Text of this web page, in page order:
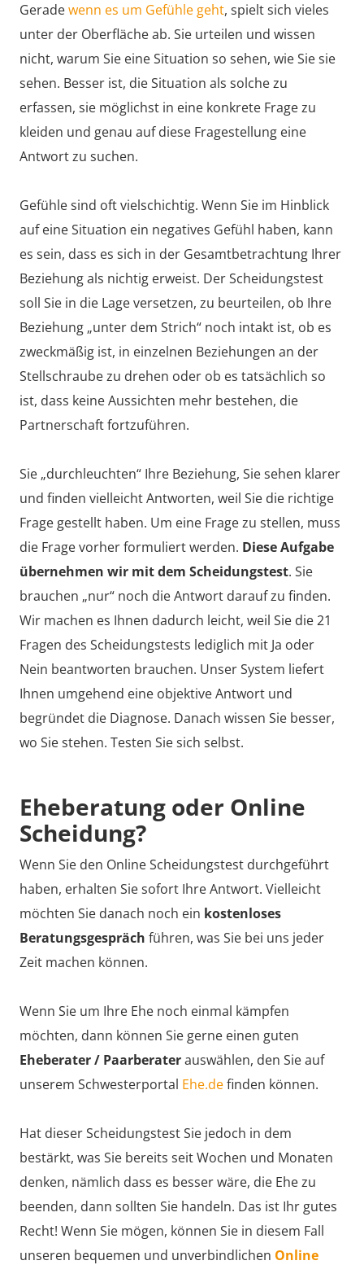
Geradewenn es um Gefühle geht, spielt sich vieles
unter der Oberfläche ab. Sie urteilen und wissen
nicht, warum Sie eine Situation so sehen, wie Sie sie
sehen. Besser ist, die Situation als solche zu
erfassen, sie möglichst in eine konkrete Frage zu
kleiden und genau auf diese Fragestellung eine
Antwort zu suchen.
Gefühle sind oft vielschichtig. Wenn Sie im Hinblick
auf eine Situation ein negatives Gefühl haben, kann
es sein, dass es sich in der Gesamtbetrachtung Ihrer
Beziehung als nichtig erweist. Der Scheidungstest
soll Sie in die Lage versetzen, zu beurteilen, ob Ihre
Beziehung „unter dem Strich“ noch intakt ist, ob es
zweckmäßig ist, in einzelnen Beziehungen an der
Stellschraube zu drehen oder ob es tatsächlich so
ist, dass keine Aussichten mehr bestehen, die
Partnerschaft fortzuführen.
Sie „durchleuchten“ Ihre Beziehung, Sie sehen klarer
und finden vielleicht Antworten, weil Sie die richtige
Frage gestellt haben. Um eine Frage zu stellen, muss
die Frage vorher formuliert werden. Diese Aufgabe
übernehmen wir mit dem Scheidungstest. Sie
brauchen „nur“ noch die Antwort darauf zu finden.
Wir machen es Ihnen dadurch leicht, weil Sie die 21
Fragen des Scheidungstests lediglich mit Ja oder
Nein beantworten brauchen. Unser System liefert
Ihnen umgehend eine objektive Antwort und
begründet die Diagnose. Danach wissen Sie besser,
wo Sie stehen. Testen Sie sich selbst.
Eheberatung oder Online
Scheidung?
Wenn Sie den Online Scheidungstest durchgeführt
haben, erhalten Sie sofort Ihre Antwort. Vielleicht
möchten Sie danach noch ein kostenloses
Beratungsgespräch führen, was Sie bei uns jeder
Zeit machen können.
Wenn Sie um Ihre Ehe noch einmal kämpfen
möchten, dann können Sie gerne einen guten
Eheberater / Paarberaterauswählen, den Sie auf
unserem Schwesterportal Ehe.definden können.
Hat dieser Scheidungstest Sie jedoch in dem
bestärkt, was Sie bereits seit Wochen und Monaten
denken, nämlich dass es besser wäre, die Ehe zu
beenden, dann sollten Sie handeln. Das ist Ihr gutes
Recht! Wenn Sie mögen, können Sie in diesem Fall
unseren bequemen und unverbindlichen Online